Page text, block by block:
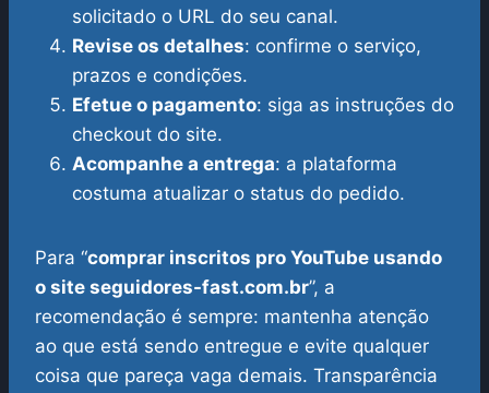
solicitado o URL do seu canal.
Revise os detalhes: confirme o serviço,
prazos e condições.
Efetue o pagamento: siga as instruções do
checkout do site.
Acompanhe a entrega: a plataforma
costuma atualizar o status do pedido.
Para “comprar inscritos pro YouTube usando
o site seguidores-fast.com.br”, a
recomendação é sempre: mantenha atenção
ao que está sendo entregue e evite qualquer
coisa que pareça vaga demais. Transparência